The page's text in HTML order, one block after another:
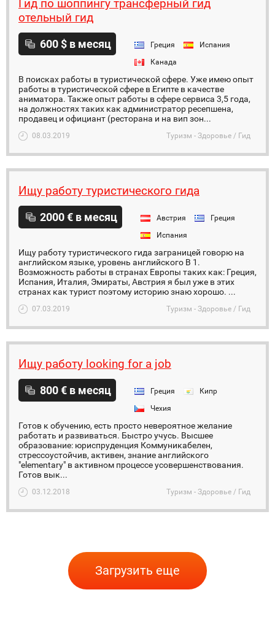
Гид по шоппингу трансферный гид
отельный гид
600 $ в месяц Греция
Испания
Канада
В поисках работы в туристической сфере. Уже имею опыт
работы в туристической сфере в Египте в качестве
аниматора. Также опыт работы в сфере сервиса 3,5 года,
на должностях таких как администратор ресепшена,
продавец и официант (ресторана и на вип зон...
08.03.2019 Туризм - Здоровье / Гид
Ищу работу туристического гида
2000 € в месяц Австрия
Греция
Испания
Ищу работу туристического гида заграницей говорю на
английском языке, уровень английского B 1.
Возможность работы в странах Европы таких как: Греция,
Испания, Италия, Эмираты, Австрия я был уже в этих
странах как турист поэтому историю знаю хорошо. ...
07.03.2019 Туризм - Здоровье / Гид
Ищу работу looking for a job
800 € в месяц Греция
Кипр
Чехия
Готов к обучению, есть просто невероятное желание
работать и развиваться. Быстро учусь. Высшее
образование: юриспруденция Коммуникабелен,
стрессоустойчив, активен, знание английского
"elementary" в активном процессе усовершенствования.
Готов вык...
03.12.2018 Туризм - Здоровье / Гид
Загрузить еще